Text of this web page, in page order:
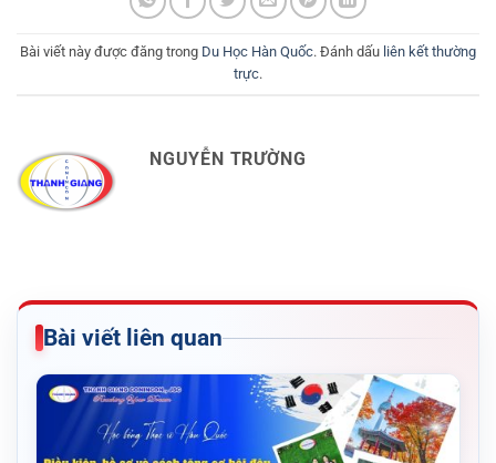
Bài viết này được đăng trong Du Học Hàn Quốc. Đánh dấu liên kết thường
trực.
NGUYỄN TRƯỜNG
Bài viết liên quan